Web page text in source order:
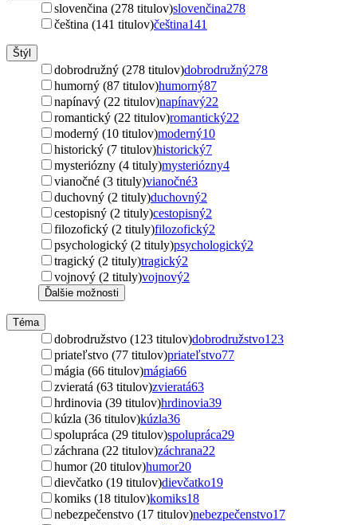
slovenčina (278 titulov)slovenčina278
čeština (141 titulov)čeština141
Štýl
dobrodružný (278 titulov)dobrodružný278
humorný (87 titulov)humorný87
napínavý (22 titulov)napínavý22
romantický (22 titulov)romantický22
moderný (10 titulov)moderný10
historický (7 titulov)historický7
mysteriózny (4 tituly)mysteriózny4
vianočné (3 tituly)vianočné3
duchovný (2 tituly)duchovný2
cestopisný (2 tituly)cestopisný2
filozofický (2 tituly)filozofický2
psychologický (2 tituly)psychologický2
tragický (2 tituly)tragický2
vojnový (2 tituly)vojnový2
Ďalšie možnosti
Téma
dobrodružstvo (123 titulov)dobrodružstvo123
priateľstvo (77 titulov)priateľstvo77
mágia (66 titulov)mágia66
zvieratá (63 titulov)zvieratá63
hrdinovia (39 titulov)hrdinovia39
kúzla (36 titulov)kúzla36
spolupráca (29 titulov)spolupráca29
záchrana (22 titulov)záchrana22
humor (20 titulov)humor20
dievčatko (19 titulov)dievčatko19
komiks (18 titulov)komiks18
nebezpečenstvo (17 titulov)nebezpečenstvo17